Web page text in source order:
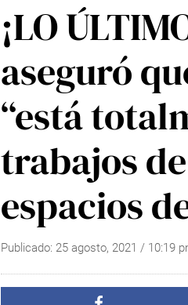
¡LO
aseguró
“está
trabajos
espacios
Publicado: 25 agosto, 2021 / 10:19